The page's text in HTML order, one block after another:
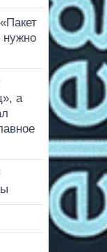
нужно
а